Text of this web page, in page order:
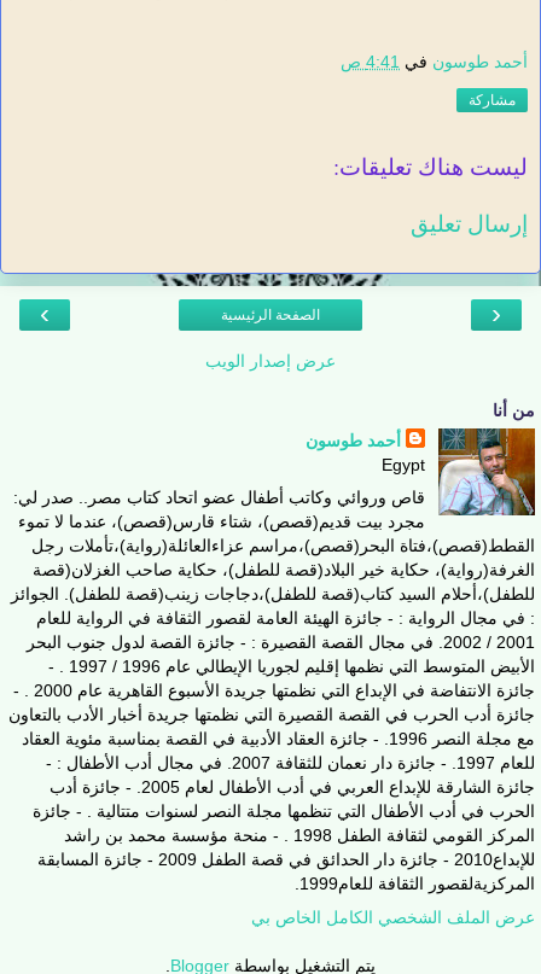
أحمد طوسون في 4:41 ص
مشاركة
ليست هناك تعليقات:
إرسال تعليق
‹
› الصفحة الرئيسية
عرض إصدار الويب
من أنا
أحمد طوسون
Egypt
قاص وروائي وكاتب أطفال عضو اتحاد كتاب مصر.. صدر لي:
مجرد بيت قديم(قصص)، شتاء قارس(قصص)، عندما لا تموء
القطط(قصص)،فتاة البحر(قصص)،مراسم عزاءالعائلة(رواية)،تأملات رجل
الغرفة(رواية)، حكاية خير البلاد(قصة للطفل)، حكاية صاحب الغزلان(قصة
للطفل)،أحلام السيد كتاب(قصة للطفل)،دجاجات زينب(قصة للطفل). الجوائز
: في مجال الرواية : - جائزة الهيئة العامة لقصور الثقافة في الرواية للعام
2001 / 2002. في مجال القصة القصيرة : - جائزة القصة لدول جنوب البحر
الأبيض المتوسط التي نظمها إقليم لجوريا الإيطالي عام 1996 / 1997 . -
جائزة الانتفاضة في الإبداع التي نظمتها جريدة الأسبوع القاهرية عام 2000 . -
جائزة أدب الحرب في القصة القصيرة التي نظمتها جريدة أخبار الأدب بالتعاون
مع مجلة النصر 1996. - جائزة العقاد الأدبية في القصة بمناسبة مئوية العقاد
للعام 1997. - جائزة دار نعمان للثقافة 2007. في مجال أدب الأطفال : -
جائزة الشارقة للإبداع العربي في أدب الأطفال لعام 2005. - جائزة أدب
الحرب في أدب الأطفال التي تنظمها مجلة النصر لسنوات متتالية . - جائزة
المركز القومي لثقافة الطفل 1998 . - منحة مؤسسة محمد بن راشد
للإبداع2010 - جائزة دار الحدائق في قصة الطفل 2009 - جائزة المسابقة
المركزيةلقصور الثقافة للعام1999.
عرض الملف الشخصي الكامل الخاص بي
يتم التشغيل بواسطة Blogger